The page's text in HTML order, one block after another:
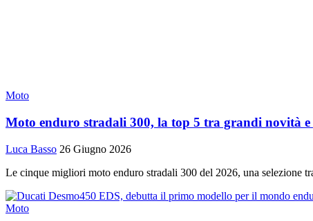
Moto
Moto enduro stradali 300, la top 5 tra grandi novità
Luca Basso 26 Giugno 2026
Le cinque migliori moto enduro stradali 300 del 2026, una selezione
Moto